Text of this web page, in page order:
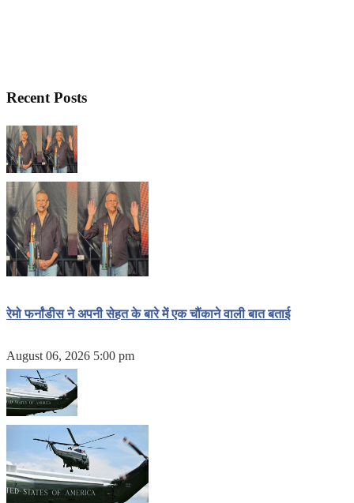
Recent Posts
रेमो फर्नांडीस ने अपनी सेहत के बारे में एक चौंकाने वाली बात बताई
August 06, 2026 5:00 pm